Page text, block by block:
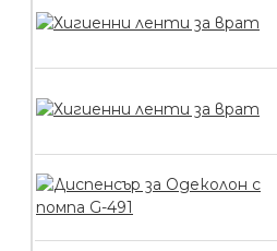
Четка за
Контейнери